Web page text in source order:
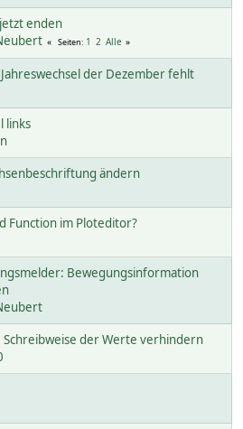
enden
Seiten 1 2 Alle
Jahreswechsel der Dezember fehlt
links
ändern
Function im Ploteditor?
Bewegungsinformation
Schreibweise der Werte verhindern